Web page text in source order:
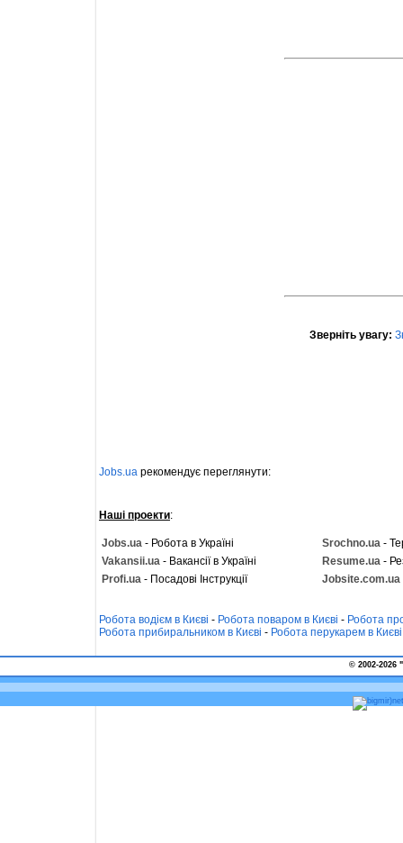
Зверніть увагу:
Jobs.ua рекомендує переглянути:
Наші проекти:
Jobs.ua - Робота в Україні Srochno.ua -
Vakansii.ua - Вакансії в Україні Resume.ua -
Profi.ua - Посадові Інструкції Jobsite.com.ua
Робота водієм в Києві - Робота поваром в Києві - Робота
Робота прибиральником в Києві - Робота перукарем в Києві
© 2002-2026